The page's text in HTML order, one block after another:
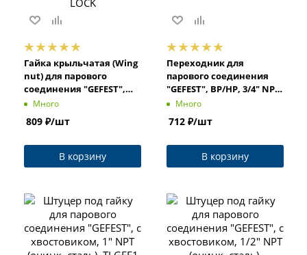
Гайка крыльчатая (Wing
nut) для парового
соединения "GEFEST",
1.1/2" NPT (оцинк. сталь),
TLGFN1.1/2 (B17) TITAN
LOCK
Много
809 ₽/шт
В корзину
Переходник для
парового соединения
"GEFEST", ВР/НР, 3/4" NPT
x Wing nut (оцинк.
сталь), TLGFR3/4 (GB8)
TITAN LOCK
Много
712 ₽/шт
В корзину